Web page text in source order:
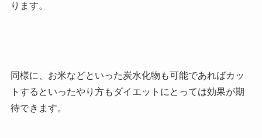
ります。
同様に、お米などといった炭水化物も可能であればカッ
トするといったやり方もダイエットにとっては効果が期
待できます。